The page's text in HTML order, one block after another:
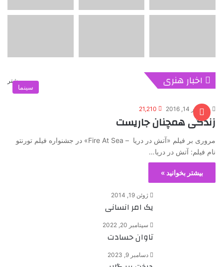
اخبار هنری بیشتر
سینما
سپتامبر 14, 2016 21,210
زندگی همچنان جاریست
مروری بر فیلم «آتش در دریا – Fire At Sea» در جشنواره فیلم تورنتو
نام فیلم: آتش در دریا…
بیشتر بخوانید »
ژوئن 19, 2014
یک امر انسانی
سپتامبر 20, 2022
تاوان حسادت
دسامبر 9, 2023